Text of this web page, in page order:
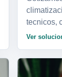
tecnicos,
Ver